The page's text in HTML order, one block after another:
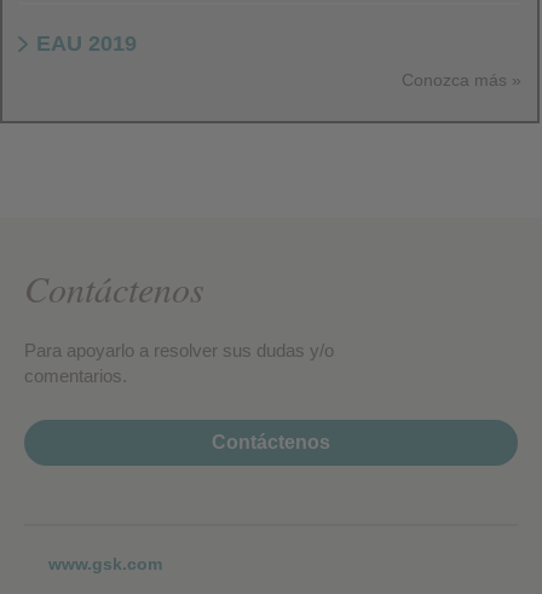
EAU 2019
Conozca más
Contáctenos
Para apoyarlo a resolver sus dudas y/o
comentarios.
Contáctenos
www.gsk.com